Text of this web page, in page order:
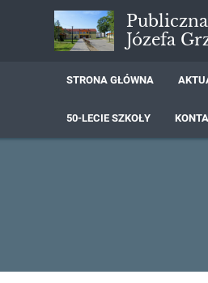
Józefa
STRONA GŁÓWNA
50-LECIE SZKOŁY